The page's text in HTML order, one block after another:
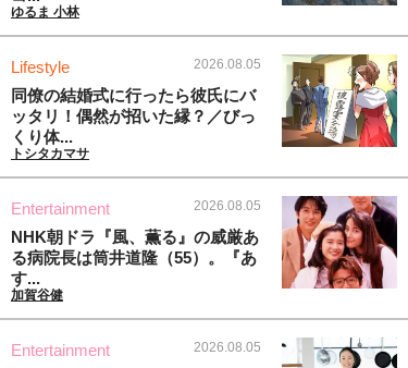
ゆるま 小林
Lifestyle 2026.08.05
同僚の結婚式に行ったら彼氏にバ
ッタリ！偶然が招いた縁？／びっ
くり体...
トシタカマサ
Entertainment 2026.08.05
NHK朝ドラ『風、薫る』の威厳あ
る病院長は筒井道隆（55）。『あ
す...
加賀谷健
Entertainment 2026.08.05